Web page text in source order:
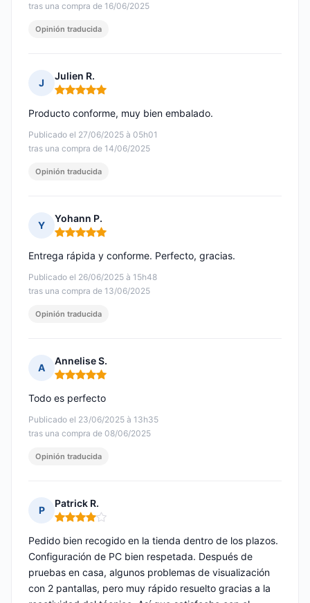
tras una compra de 16/06/2025
Opinión traducida
J
Julien R.
Nota: 5 de 5
Publicado el 27/06/2025 à 05h01
tras una compra de 14/06/2025
Producto conforme, muy bien embalado.
Opinión traducida
Y
Yohann P.
Nota: 5 de 5
Publicado el 26/06/2025 à 15h48
tras una compra de 13/06/2025
Entrega rápida y conforme. Perfecto, gracias.
Opinión traducida
A
Annelise S.
Nota: 5 de 5
Publicado el 23/06/2025 à 13h35
tras una compra de 08/06/2025
Todo es perfecto
Opinión traducida
P
Patrick R.
Nota: 4 de 5
Pedido bien recogido en la tienda dentro de los plazos.
Configuración de PC bien respetada. Después de
pruebas en casa, algunos problemas de visualización
con 2 pantallas, pero muy rápido resuelto gracias a la